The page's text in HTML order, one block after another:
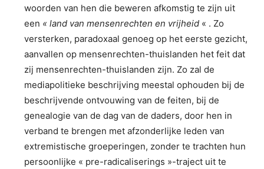
woorden van hen die beweren afkomstig te zijn uit
een « land van mensenrechten en vrijheid « . Zo
versterken, paradoxaal genoeg op het eerste gezicht,
aanvallen op mensenrechten-thuislanden het feit dat
zij mensenrechten-thuislanden zijn. Zo zal de
mediapolitieke beschrijving meestal ophouden bij de
beschrijvende ontvouwing van de feiten, bij de
genealogie van de dag van de daders, door hen in
verband te brengen met afzonderlijke leden van
extremistische groeperingen, zonder te trachten hun
persoonlijke « pre-radicaliserings »-traject uit te